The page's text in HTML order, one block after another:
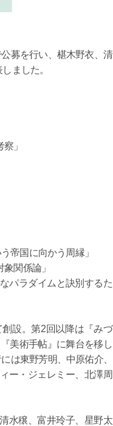
募を行い、椹木野衣、清
ました。
」
帝国に向かう周縁」
関係論」
パラダイムと訣別するた
設。第2回以降は『みづ
美術手帖』に舞台を移し
は東野芳明、中原佑介、
ー・ジェレミー、北澤周
水穣、富井玲子、星野太